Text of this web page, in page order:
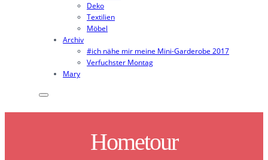
Deko
Textilien
Möbel
Archiv
#ich nähe mir meine Mini-Garderobe 2017
Verfuchster Montag
Mary
Hometour